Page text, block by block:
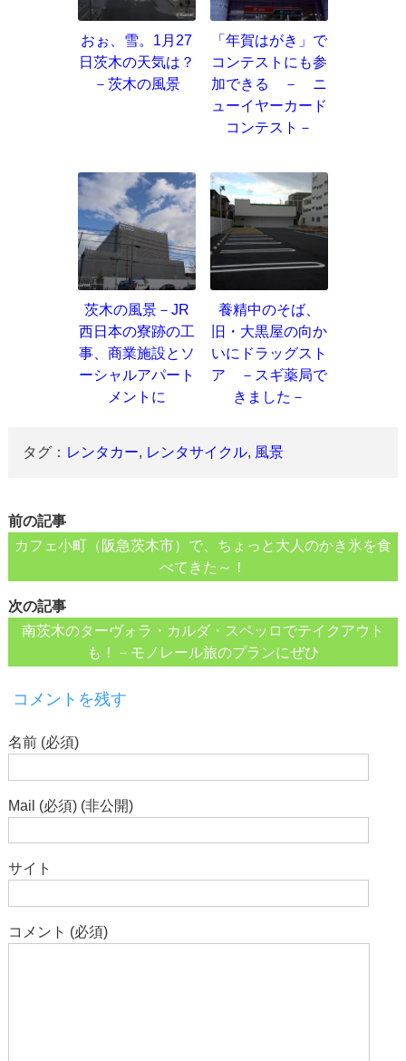
おぉ、雪。1月27
日茨木の天気は？
－茨木の風景
「年賀はがき」で
コンテストにも参
加できる － ニ
ューイヤーカード
コンテスト－
茨木の風景－JR
西日本の寮跡の工
事、商業施設とソ
ーシャルアパート
メントに
養精中のそば、
旧・大黒屋の向か
いにドラッグスト
ア －スギ薬局で
きました－
タグ： レンタカー, レンタサイクル, 風景
前の記事
カフェ小町（阪急茨木市）で、ちょっと大人のかき氷を食
べてきた～！
次の記事
南茨木のターヴォラ・カルダ・スペッロでテイクアウト
も！－モノレール旅のプランにぜひ
コメントを残す
名前 (必須)
Mail (必須) (非公開)
サイト
コメント (必須)